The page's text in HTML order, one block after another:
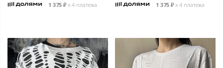
1 375 ₽х 4 платежа 1 375 ₽х 4 платежа